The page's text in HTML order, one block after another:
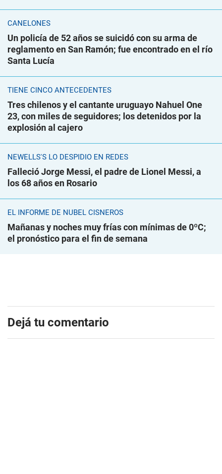
CANELONES
Un policía de 52 años se suicidó con su arma de
reglamento en San Ramón; fue encontrado en el río
Santa Lucía
TIENE CINCO ANTECEDENTES
Tres chilenos y el cantante uruguayo Nahuel One
23, con miles de seguidores; los detenidos por la
explosión al cajero
NEWELLS'S LO DESPIDIÓ EN REDES
Falleció Jorge Messi, el padre de Lionel Messi, a
los 68 años en Rosario
EL INFORME DE NUBEL CISNEROS
Mañanas y noches muy frías con mínimas de 0ºC;
el pronóstico para el fin de semana
Dejá tu comentario